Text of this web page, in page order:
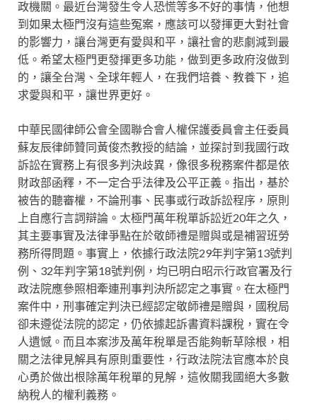
政機關。最近台灣發生令人恐慌等多不好的事情，他想
到如果太極門沒有這些冤案，應該可以發揮更大對社會
的影響力，讓台灣更有愛與和平，讓社會的悲劇減到最
低。希望太極門更發揮更多功能，做到更多政府沒做到
的，讓全台灣、全球年輕人，在我們培養、教養下，追
求愛與和平，讓世界更好。
中華民國律師公會全國聯合會人權保護委員會主任委員
蘇友辰律師贊同黃俊杰教授的結論，並探討到我國行政
訴訟在實務上有很多判決歧異，像很多稅務案件都是依
財政部函釋，不一定合乎法律及公平正義。指出，基於
被告的聽審權，不論刑事、民事或行政訴訟程序，原則
上自應行言詞辯論。太極門萬年稅單訴訟近20年之久，
其主要事實及法律爭點在於敬師禮是贈與或是補習班勞
務所得問題。事實上，依據行政法院29年判字第13號判
例、32年判字第18號判例，均已明白昭示行政官署及行
政法院應參照相牽連刑事判決所認定之事實。在太極門
案件中，刑事確定判決已經認定敬師禮是贈與，國稅局
卻未遵從法院的認定，仍依據起訴書資料課稅，實在令
人遺憾。而且本案涉及萬年稅單是否能夠斬草除根，相
關之法律見解具有原則重要性，行政法院法官應本於良
心勇於做出根除萬年稅單的見解，這攸關我國絕大多數
納稅人的權利義務。